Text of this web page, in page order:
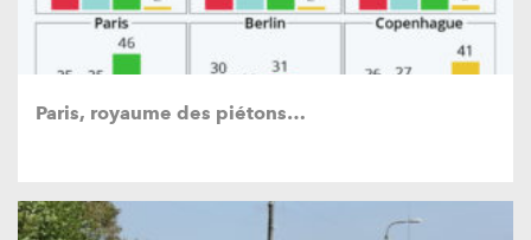
Paris, royaume des piétons…